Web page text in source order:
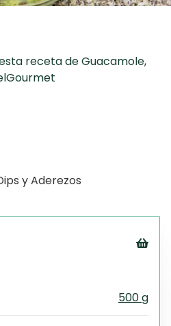
Chocolate
receta de Guacamole,
y Aderezos
500 g